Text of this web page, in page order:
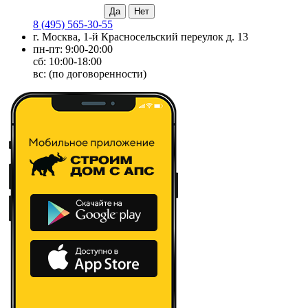
8 (495) 565-30-55
г. Москва, 1-й Красносельский переулок д. 13
пн-пт: 9:00-20:00
сб: 10:00-18:00
вс: (по договоренности)